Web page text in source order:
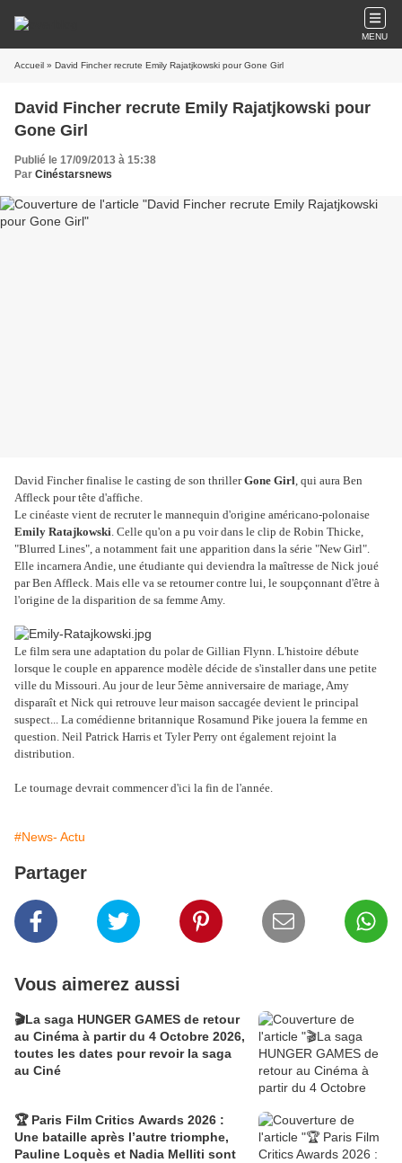
MENU
Accueil » David Fincher recrute Emily Rajatjkowski pour Gone Girl
David Fincher recrute Emily Rajatjkowski pour
Gone Girl
Publié le 17/09/2013 à 15:38
Par Cinéstarsnews
David Fincher finalise le casting de son thrillerGone Girl, qui aura Ben
Affleck pour tête d'affiche.
Le cinéaste vient de recruter le mannequin d'origine américano-polonaise
Emily Ratajkowski. Celle qu'on a pu voir dans le clip de Robin Thicke,
"Blurred Lines", a notamment fait une apparition dans la série "New Girl".
Elle incarnera Andie, une étudiante qui deviendra la maîtresse de Nick joué
par Ben Affleck. Mais elle va se retourner contre lui, le soupçonnant d'être à
l'origine de la disparition de sa femme Amy.
Le film sera une adaptation du polar de Gillian Flynn. L'histoire débute
lorsque le couple en apparence modèle décide de s'installer dans une petite
ville du Missouri. Au jour de leur 5ème anniversaire de mariage, Amy
disparaît et Nick qui retrouve leur maison saccagée devient le principal
suspect... La comédienne britannique Rosamund Pike jouera la femme en
question. Neil Patrick Harris et Tyler Perry ont également rejoint la
distribution.
Le tournage devrait commencer d'ici la fin de l'année.
#News- Actu
Partager
Vous aimerez aussi
🎬La saga HUNGER GAMES de retour
au Cinéma à partir du 4 Octobre 2026,
toutes les dates pour revoir la saga
au Ciné
🏆 Paris Film Critics Awards 2026 :
Une bataille après l’autre triomphe,
Pauline Loquès et Nadia Melliti sont